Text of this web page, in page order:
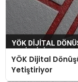
YÖK Dijital
Yetiştiriyor